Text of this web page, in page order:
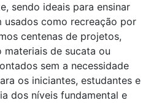
sendo ideais para ensinar
usados como recreação por
centenas de projetos,
materiais de sucata ou
sem a necessidade
os iniciantes, estudantes e
dos níveis fundamental e